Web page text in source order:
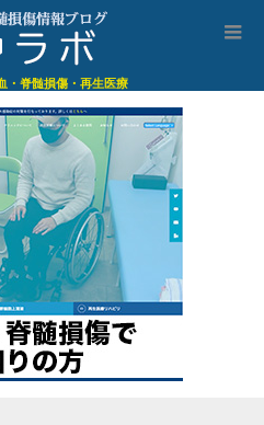
・脊髄損傷・再生医療